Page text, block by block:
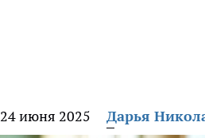
24 июня 2025 Дарья